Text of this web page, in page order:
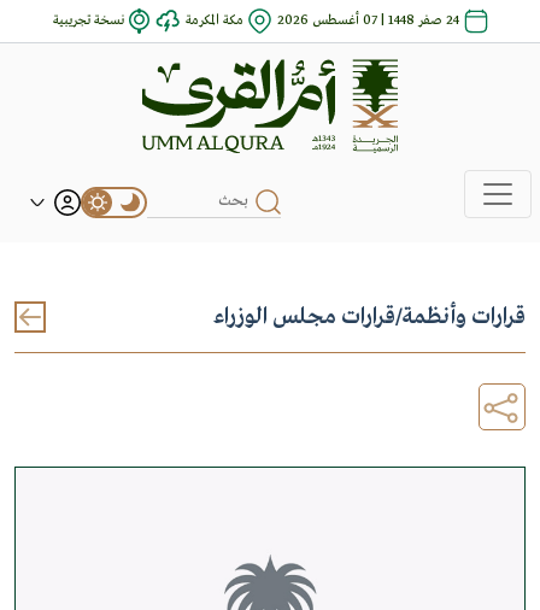
24 صفر 1448 | 07 أغسطس 2026 مكة المكرمة نسخة تجريبية
قرارات وأنظمة/قرارات مجلس الوزراء